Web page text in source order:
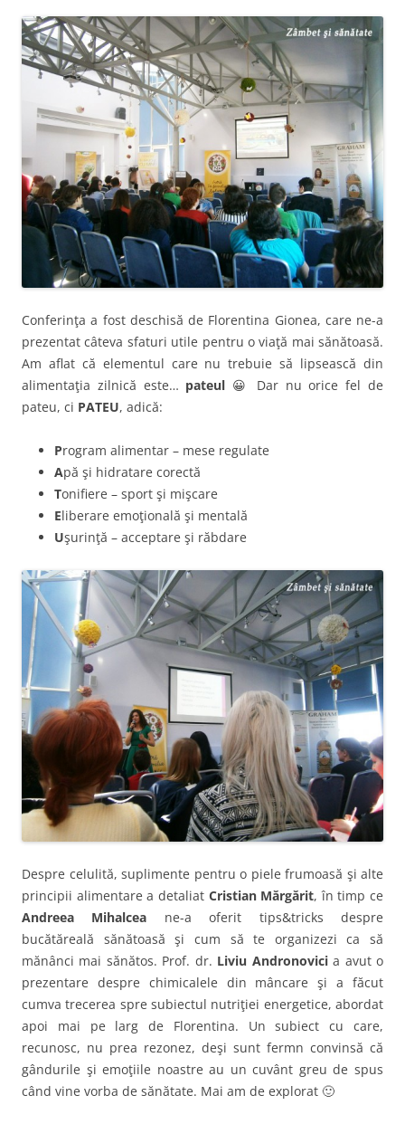
Conferinţa a fost deschisă de Florentina Gionea, care ne-a
prezentat câteva sfaturi utile pentru o viaţă mai sănătoasă.
Am aflat că elementul care nu trebuie să lipsească din
alimentaţia zilnică este… pateul 😀 Dar nu orice fel de
pateu, ci PATEU, adică:
Program alimentar – mese regulate
Apă şi hidratare corectă
Tonifiere – sport şi mişcare
Eliberare emoţională şi mentală
Uşurinţă – acceptare şi răbdare
Despre celulită, suplimente pentru o piele frumoasă şi alte
principii alimentare a detaliat Cristian Mărgărit, în timp ce
Andreea Mihalcea ne-a oferit tips&tricks despre
bucătăreală sănătoasă şi cum să te organizezi ca să
mănânci mai sănătos. Prof. dr. Liviu Andronovicia avut o
prezentare despre chimicalele din mâncare şi a făcut
cumva trecerea spre subiectul nutriţiei energetice, abordat
apoi mai pe larg de Florentina. Un subiect cu care,
recunosc, nu prea rezonez, deşi sunt fermn convinsă că
gândurile şi emoţiile noastre au un cuvânt greu de spus
când vine vorba de sănătate. Mai am de explorat 🙂